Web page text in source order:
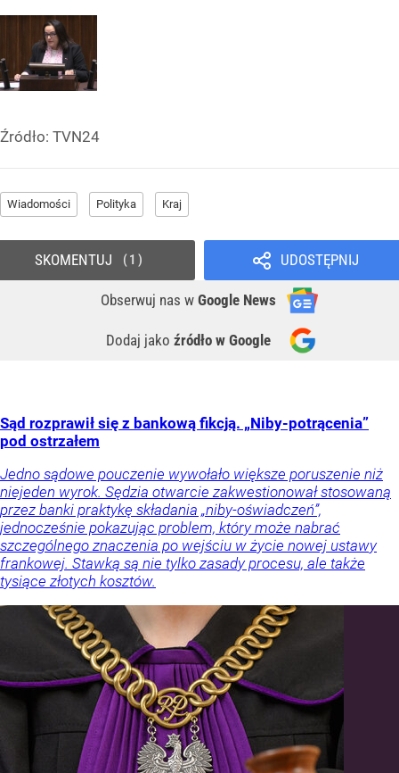
Źródło: TVN24
Wiadomości Polityka Kraj
UDOSTĘPNIJ
Obserwuj nas w Google News
Dodaj jako źródło w Google
SKOMENTUJ 1
Sąd rozprawił się z bankową fikcją. „Niby-potrącenia”
pod ostrzałem
Jedno sądowe pouczenie wywołało większe poruszenie niż
niejeden wyrok. Sędzia otwarcie zakwestionował stosowaną
przez banki praktykę składania „niby-oświadczeń”,
jednocześnie pokazując problem, który może nabrać
szczególnego znaczenia po wejściu w życie nowej ustawy
frankowej. Stawką są nie tylko zasady procesu, ale także
tysiące złotych kosztów.